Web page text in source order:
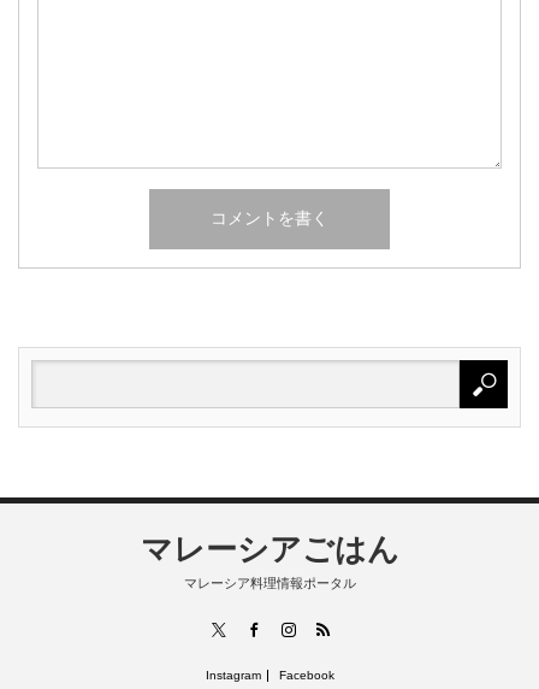
マレーシアごはん
マレーシア料理情報ポータル
FacebookInstagram
RSS
Instagram Facebook